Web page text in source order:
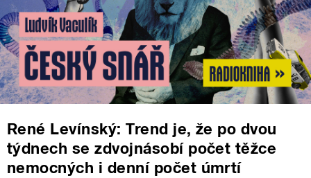
René Levínský: Trend je, že po dvou
týdnech se zdvojnásobí počet těžce
nemocných i denní počet úmrtí